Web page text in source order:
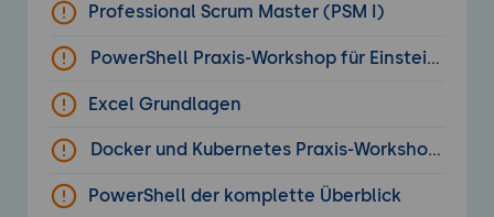
Professional Scrum Master (PSM I)
PowerShell Praxis-Workshop für Einsteiger
Excel Grundlagen
Docker und Kubernetes Praxis-Workshop: Der
PowerShell der komplette Überblick